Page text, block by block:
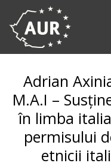
Adrian
M.A.I –
în limba
permisului
etnicii